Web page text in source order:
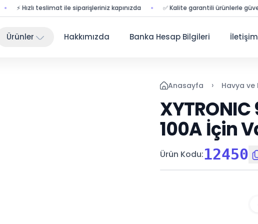
⚡ Hızlı teslimat ile siparişleriniz kapınızda ✅ Kalite garantili ürünlerle güvenli
Ürünler Hakkımızda Banka Hesap Bilgileri İletişim
Anasayfa › Havya ve
100A İçin
Ürün Kodu:12450